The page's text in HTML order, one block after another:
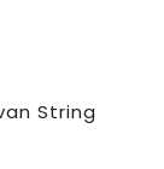
String